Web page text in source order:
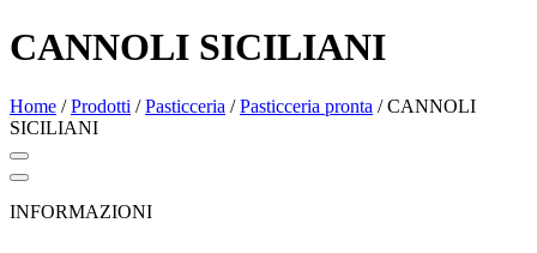
CANNOLI SICILIANI
Home /Prodotti /Pasticceria /Pasticceria pronta /CANNOLI
SICILIANI
INFORMAZIONI